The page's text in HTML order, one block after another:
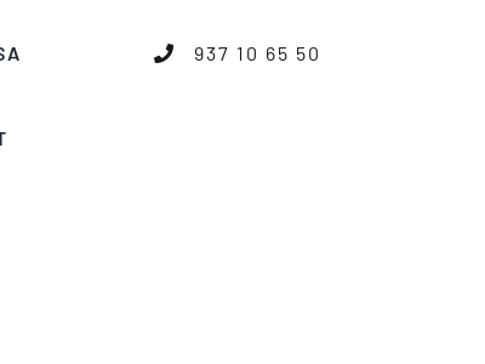
937 10 65 50